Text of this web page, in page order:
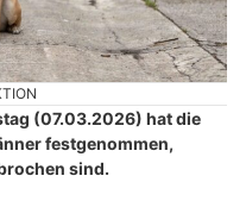
(07.03.2026) hat die
festgenommen,
sind.